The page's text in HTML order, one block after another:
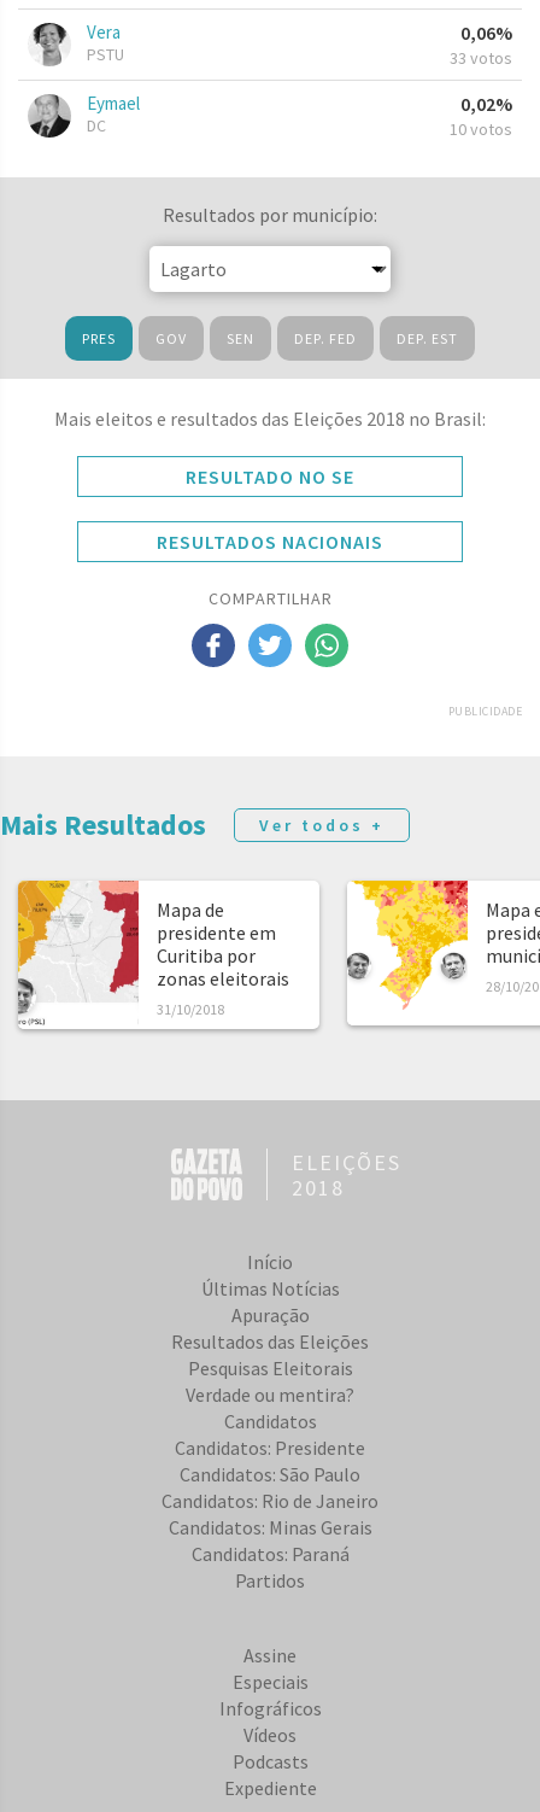
Vera
PSTU
0,06%
33 votos
Eymael
DC
0,02%
10 votos
Resultados por município:
PRES GOV SEN DEP. FED DEP. EST
Mais eleitos e resultados das Eleições 2018 no Brasil:
RESULTADO NO SE
RESULTADOS NACIONAIS
COMPARTILHAR
PUBLICIDADE
Mais Resultados Ver todos +
Mapa de
presidente em
Curitiba por
zonas eleitorais
31/10/2018
Mapa
28/10/
ELEIÇÕES
2018
Início
Últimas Notícias
Apuração
Resultados das Eleições
Pesquisas Eleitorais
Verdade ou mentira?
Candidatos
Candidatos: Presidente
Candidatos: São Paulo
Candidatos: Rio de Janeiro
Candidatos: Minas Gerais
Candidatos: Paraná
Partidos
Assine
Especiais
Infográficos
Vídeos
Podcasts
Expediente